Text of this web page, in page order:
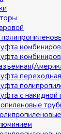
переходная
с накидной